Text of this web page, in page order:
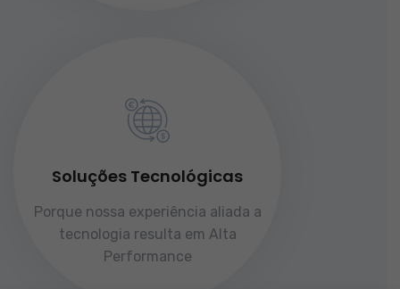
Soluções Tecnológicas
Porque nossa experiência aliada a
tecnologia resulta em Alta
Performance